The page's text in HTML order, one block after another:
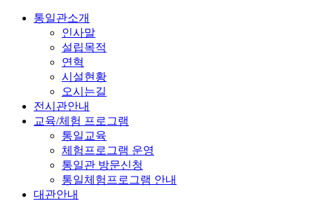
통일관소개
인사말
설립목적
연혁
시설현황
오시는길
전시관안내
교육/체험 프로그램
통일교육
체험프로그램 운영
통일관 방문신청
통일체험프로그램 안내
대관안내